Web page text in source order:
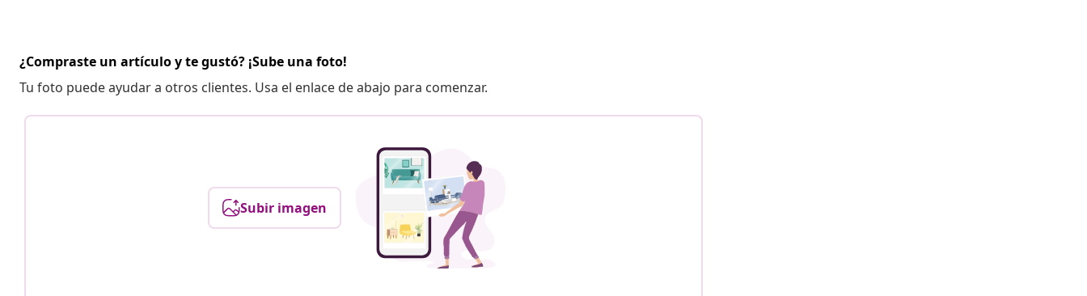
¿Compraste un artículo y te gustó? ¡Sube una foto!
Tu foto puede ayudar a otros clientes. Usa el enlace de abajo para comenzar.
Subir imagen